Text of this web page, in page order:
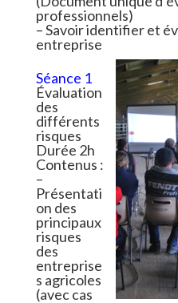
professionnels)
– Savoir identifier et
entreprise
Séance 1
Évaluation
des
différents
risques
Durée 2h
Contenus :
–
Présentati
on des
principaux
risques
des
entreprise
s agricoles
(avec cas